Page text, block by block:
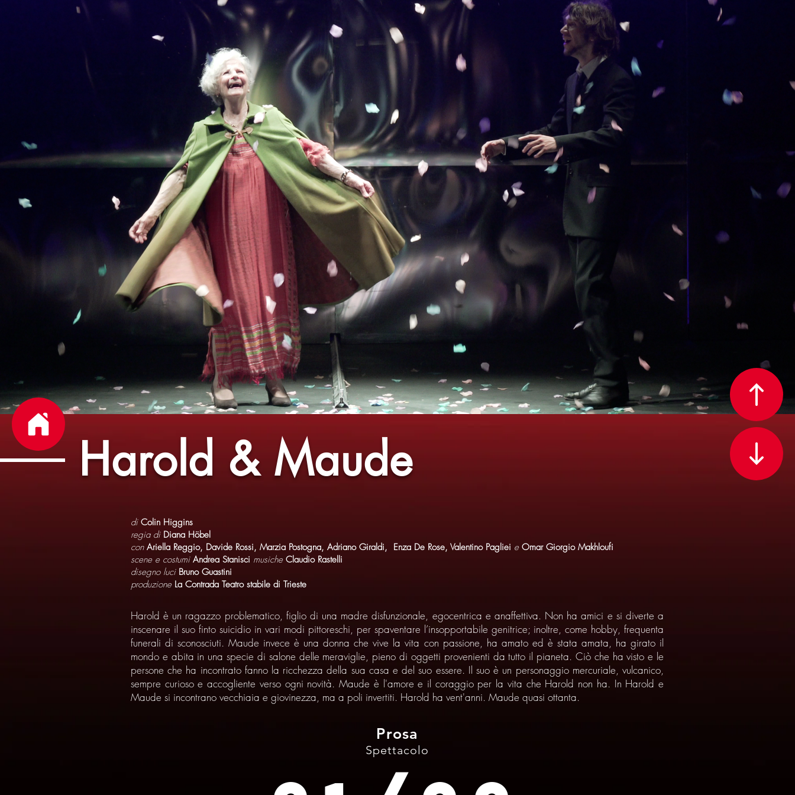
Harold & Maude
di Colin Higgins
regia di Diana Höbel
con Ariella Reggio, Davide Rossi, Marzia Postogna, Adriano Giraldi, Enza De Rose, Valentino Pagliei eOmar Giorgio Makhloufi
scene e costumi Andrea Stanisci musiche Claudio Rastelli
disegno luci Bruno Guastini
produzione La Contrada Teatro stabile di Trieste
Harold è un ragazzo problematico, figlio di una madre disfunzionale, egocentrica e anaffettiva. Non ha amici e si diverte a
inscenare il suo finto suicidio in vari modi pittoreschi, per spaventare l’insopportabile genitrice; inoltre, come hobby, frequenta
funerali di sconosciuti. Maude invece è una donna che vive la vita con passione, ha amato ed è stata amata, ha girato il
mondo e abita in una specie di salone delle meraviglie, pieno di oggetti provenienti da tutto il pianeta. Ciò che ha visto e le
persone che ha incontrato fanno la ricchezza della sua casa e del suo essere. Il suo è un personaggio mercuriale, vulcanico,
sempre curioso e accogliente verso ogni novità. Maude è l'amore e il coraggio per la vita che Harold non ha. In Harold e
Maude si incontrano vecchiaia e giovinezza, ma a poli invertiti. Harold ha vent'anni. Maude quasi ottanta.
Prosa
Spettacolo